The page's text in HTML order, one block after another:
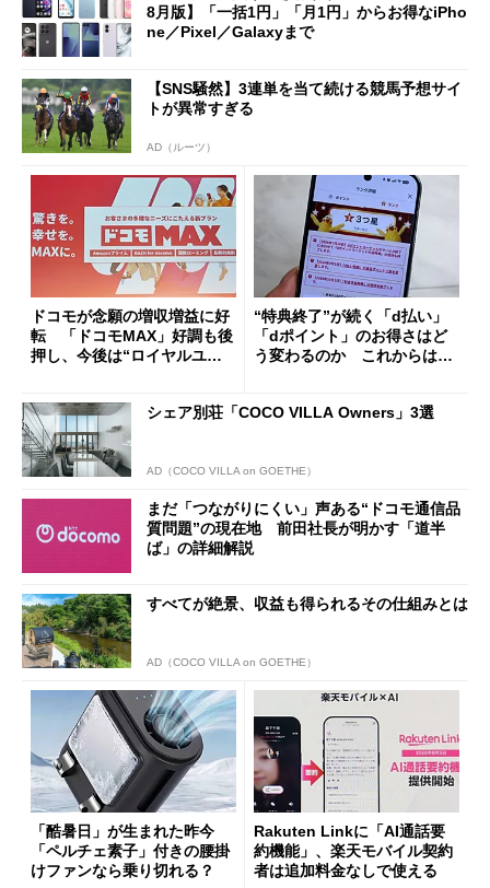
8月版】「一括1円」「月1円」からお得なiPho
ne／Pixel／Galaxyまで
【SNS騒然】3連単を当て続ける競馬予想サイ
トが異常すぎる
AD（ルーツ）
ドコモが念願の増収増益に好
転 「ドコモMAX」好調も後
押し、今後は“ロイヤルユー
“特典終了”が続く「d払い」
「dポイント」のお得さはど
う変わるのか これからは
シェア別荘「COCO VILLA Owners」3選
AD（COCO VILLA on GOETHE）
まだ「つながりにくい」声ある“ドコモ通信品
質問題”の現在地 前田社長が明かす「道半
ば」の詳細解説
すべてが絶景、収益も得られるその仕組みとは
AD（COCO VILLA on GOETHE）
「酷暑日」が生まれた昨今
「ペルチェ素子」付きの腰掛
けファンなら乗り切れる？
Rakuten Linkに「AI通話要
約機能」、楽天モバイル契約
者は追加料金なしで使える